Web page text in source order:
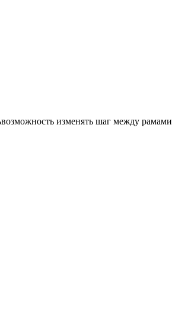
возможность изменять шаг между рамами